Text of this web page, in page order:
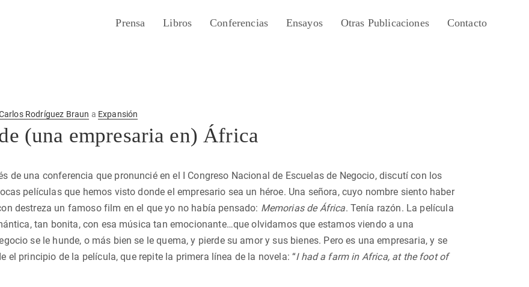
Prensa Libros Conferencias Ensayos Otras Publicaciones Contacto
Rodríguez Braun a Expansión
(una empresaria en) África
de una conferencia que pronuncié en el I Congreso Nacional de Escuelas de Negocio, discutí con los
películas que hemos visto donde el empresario sea un héroe. Una señora, cuyo nombre siento haber
destreza un famoso film en el que yo no había pensado: Memorias de África. Tenía razón. La película
tan bonita, con esa música tan emocionante…que olvidamos que estamos viendo a una
se le hunde, o más bien se le quema, y pierde su amor y sus bienes. Pero es una empresaria, y se
el principio de la película, que repite la primera línea de la novela: “I had a farm in Africa, at the foot of